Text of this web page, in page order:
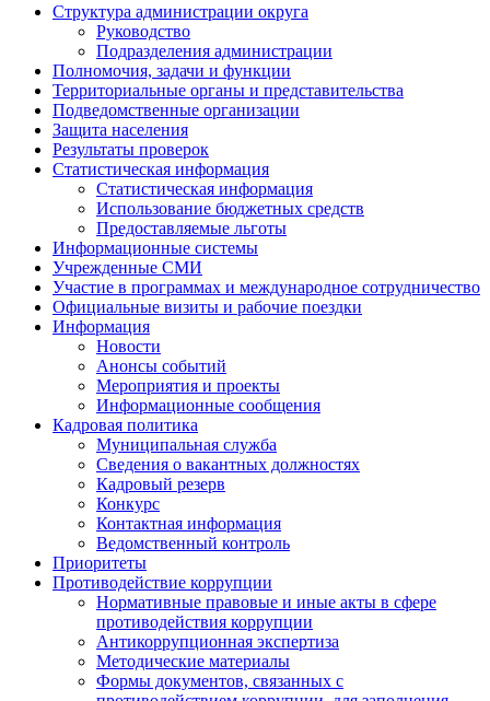
Структура администрации округа
Руководство
Подразделения администрации
Полномочия, задачи и функции
Территориальные органы и представительства
Подведомственные организации
Защита населения
Результаты проверок
Статистическая информация
Статистическая информация
Использование бюджетных средств
Предоставляемые льготы
Информационные системы
Учрежденные СМИ
Участие в программах и международное сотрудничество
Официальные визиты и рабочие поездки
Информация
Новости
Анонсы событий
Мероприятия и проекты
Информационные сообщения
Кадровая политика
Муниципальная служба
Сведения о вакантных должностях
Кадровый резерв
Конкурс
Контактная информация
Ведомственный контроль
Приоритеты
Противодействие коррупции
Нормативные правовые и иные акты в сфере
противодействия коррупции
Антикоррупционная экспертиза
Методические материалы
Формы документов, связанных с